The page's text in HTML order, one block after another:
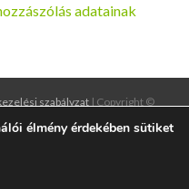
adatainak
szabályzat | Copyright ©
élmény érdekében sütiket